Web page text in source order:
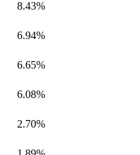
8.43%
6.94%
6.65%
6.08%
2.70%